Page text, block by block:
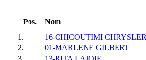
Pos.
Nom
1.
16-CHICOUTIMI CHRYSLER
2.
01-MARLENE GILBERT
3.
13-RITA LAJOIE